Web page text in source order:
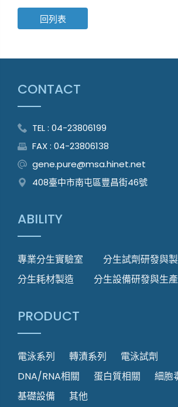
回列表
CONTACT
TEL : 04-23806199
FAX : 04-23806138
gene.pure@msa.hinet.net
408臺中市南屯區豐昌街46號
ABILITY
專業分生實驗室
分生試劑研發與
分生耗材製造
分生設備研發與生產
PRODUCT
電泳系列 轉漬系列
電泳試劑
DNA/RNA相關
蛋白質相關
細胞
基礎設備
其他